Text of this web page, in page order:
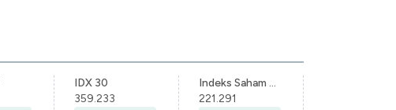
IDX 30
359.233
Indeks Saham Syariah Indonesia
221.291